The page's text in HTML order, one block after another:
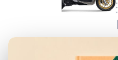
HILFREICHE